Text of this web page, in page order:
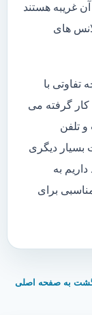
غریبه هستند
های
با
کار گرفته می
تلفن
بسیار دیگری
به
برای
به صفحه اصلی